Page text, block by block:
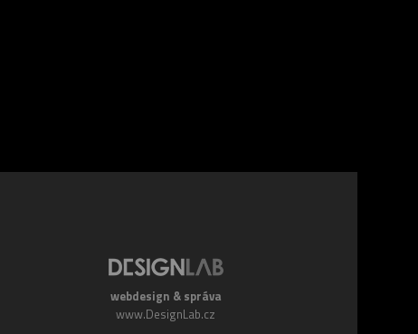
webdesign & správa
www.DesignLab.cz